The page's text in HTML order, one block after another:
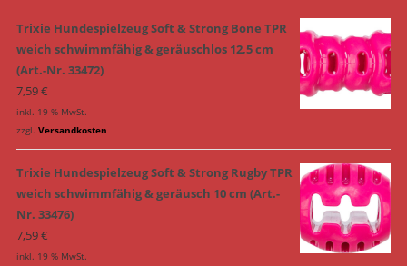
Trixie Hundespielzeug Soft & Strong Bone TPR
weich schwimmfähig & geräuschlos 12,5 cm
(Art.-Nr. 33472)
7,59€
inkl. 19 % MwSt.
zzgl. Versandkosten
Trixie Hundespielzeug Soft & Strong Rugby TPR
weich schwimmfähig & geräusch 10 cm (Art.-
Nr. 33476)
7,59€
inkl. 19 % MwSt.